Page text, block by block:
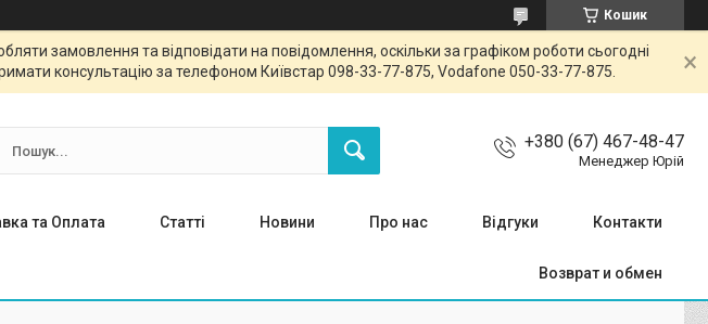
Кошик
замовлення та відповідати на повідомлення, оскільки за графіком роботи сьогодні
консультацію за телефоном Київстар 098-33-77-875, Vodafone 050-33-77-875.
+380 (67) 467-48-47
Менеджер Юрій
та Оплата Статті Новини Про нас Відгуки Контакти
Возврат и обмен